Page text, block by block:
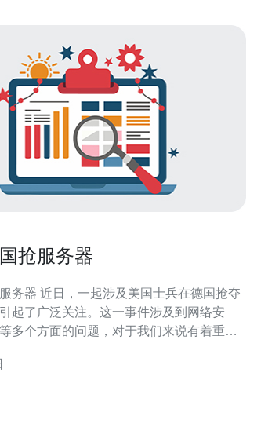
抢服务器
士兵在德国抢夺
起了广泛关注。这一事件涉及到网络安
多个方面的问题，对于我们来说有着重要
国士兵在使用服务器时遭遇到技术问题，